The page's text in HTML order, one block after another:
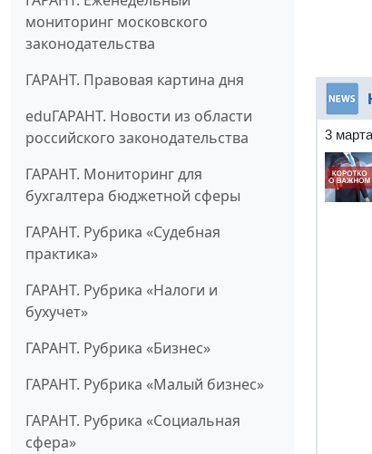
мониторинг московского
законодательства
ГАРАНТ. Правовая картина дня
eduГАРАНТ. Новости из области
российского законодательства
ГАРАНТ. Мониторинг для
бухгалтера бюджетной сферы
ГАРАНТ. Рубрика «Судебная
практика»
ГАРАНТ. Рубрика «Налоги и
бухучет»
ГАРАНТ. Рубрика «Бизнес»
ГАРАНТ. Рубрика «Малый бизнес»
ГАРАНТ. Рубрика «Социальная
сфера»
3